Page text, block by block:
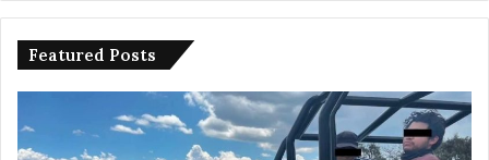
Featured Posts
a
tres